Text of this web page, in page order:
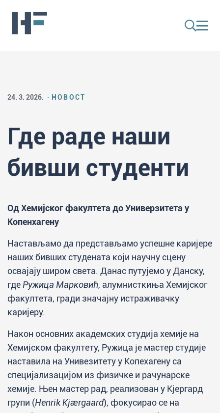
24. 3. 2026. НОВОСТ
Где раде наши
бивши студенти
Од Хемијског факултета до Универзитета у
Копенхагену
Настављамо да представљамо успешне каријере
наших бивших студената који научну сцену
освајају широм света. Данас путујемо у Данску,
где Ружица Марковић, алумнисткиња Хемијског
факултета, гради значајну истраживачку
каријеру.
Након основних академских студија хемије на
Хемијском факултету, Ружица је мастер студије
наставила на Унивезитету у Копехагену са
специјализацијом из физичке и рачунарске
хемије. Њен мастер рад, реализован у Кјергард
групи (Henrik Kjærgaard), фокусирао се на